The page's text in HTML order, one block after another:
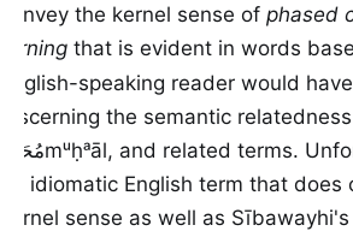
convey the kernel sense of phased
turning that is evident in words
English-speaking reader would
discerning the semantic
مُحَالmᵘḥᵃāl, and related terms.
no idiomatic English term that
kernel sense as well as